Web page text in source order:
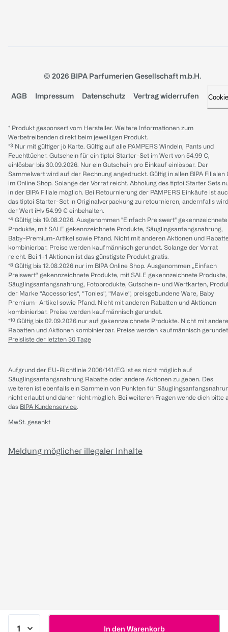
In den Warenkorb
© 2026 BIPA Parfumerien Gesellschaft m.b.H.
AGB Impressum Datenschutz Vertrag widerrufen
* Produkt gesponsert vom Hersteller. Weitere Informationen zum
Werbetreibenden direkt beim jeweiligen Produkt.
*³ Nur mit gültiger jö Karte. Gültig auf alle PAMPERS Windeln, Pants und
Feuchttücher. Gutschein für ein tiptoi Starter-Set im Wert von 54.99 €,
einlösbar bis 30.09.2026. Nur ein Gutschein pro Einkauf einlösbar. Der
Sammelwert wird auf der Rechnung angedruckt. Gültig in allen BIPA Filialen
im Online Shop. Solange der Vorrat reicht. Abholung des tiptoi Starter Sets
in der BIPA Filiale möglich. Bei Retournierung der PAMPERS Einkäufe ist
das tiptoi Starter-Set in Originalverpackung zu retournieren, andernfalls wird
der Wert iHv 54.99 € einbehalten.
*⁴ Gültig bis 19.08.2026. Ausgenommen "Einfach Preiswert" gekennzeichnete
Produkte, mit SALE gekennzeichnete Produkte, Säuglingsanfangsnahrung,
Baby-Premium-Artikel sowie Pfand. Nicht mit anderen Aktionen und
kombinierbar. Preise werden kaufmännisch gerundet. Solange der Vorrat
reicht. Bei 1+1 Aktionen ist das günstigste Produkt gratis.
*⁸ Gültig bis 12.08.2026 nur im BIPA Online Shop. Ausgenommen „Einfach
Preiswert“ gekennzeichnete Produkte, mit SALE gekennzeichnete Produkte,
Säuglingsanfangsnahrung, Fotoprodukte, Gutschein- und Wertkarten,
der Marke “Accessories“, “Tonies“, “Mavie“, preisgebundene Ware, Baby
Premium- Artikel sowie Pfand. Nicht mit anderen Rabatten und Aktionen
kombinierbar. Preise werden kaufmännisch gerundet.
*¹⁰ Gültig bis 02.09.2026 nur auf gekennzeichnete Produkte. Nicht mit
Rabatten und Aktionen kombinierbar. Preise werden kaufmännisch
Preisliste der letzten 30 Tage
Aufgrund der EU-Richtlinie 2006/141/EG ist es nicht möglich auf
Säuglingsanfangsnahrung Rabatte oder andere Aktionen zu geben. Des
weiteren ist ebenfalls ein Sammeln von Punkten für
nicht erlaubt und daher nicht möglich. Bei weiteren Fragen wende dich bitte
das BIPA Kundenservice.
MwSt. gesenkt
Meldung möglicher illegaler Inhalte